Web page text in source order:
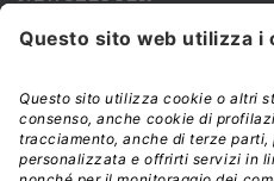
Iscriviti alla nostra newsletter e